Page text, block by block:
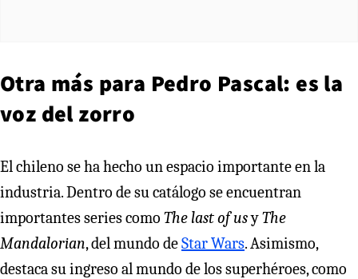
Otra más para Pedro Pascal: es la
voz del zorro
El chileno se ha hecho un espacio importante en la
industria. Dentro de su catálogo se encuentran
importantes series como The last of usyThe
Mandalorian, del mundo deStar Wars. Asimismo,
destaca su ingreso al mundo de los superhéroes, como